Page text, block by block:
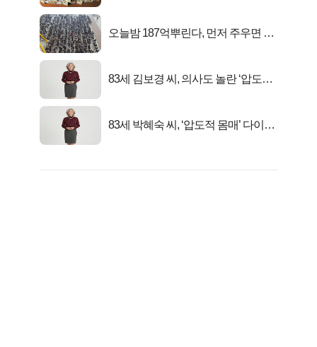
오늘밤 187억뿌린다, 먼저 주우면 최
83세 김보경 씨, 의사도 놀란 ‘압도적
83세 박혜숙 씨, ‘압도적 몸매’ 다이어